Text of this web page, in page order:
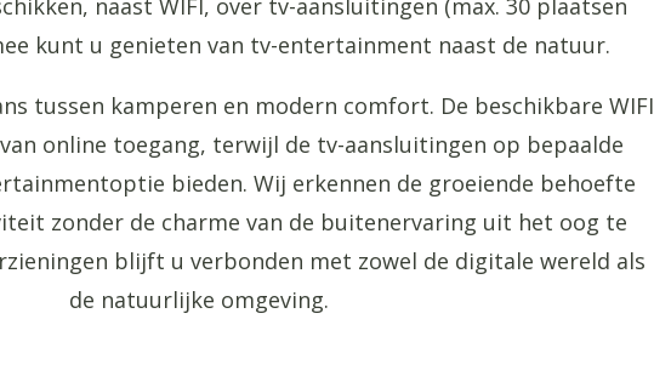
naast WIFI, over tv-aansluitingen (max. 30 plaatsen
kunt u genieten van tv-entertainment naast de natuur.
tussen kamperen en modern comfort. De beschikbare WIFI
online toegang, terwijl de tv-aansluitingen op bepaalde
bieden. Wij erkennen de groeiende behoefte
zonder de charme van de buitenervaring uit het oog te
blijft u verbonden met zowel de digitale wereld als
de natuurlijke omgeving.